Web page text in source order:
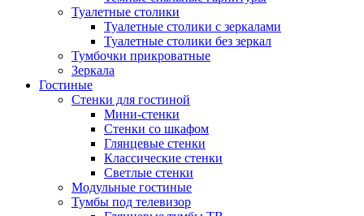
Туалетные столики
Туалетные столики с зеркалами
Туалетные столики без зеркал
Тумбочки прикроватные
Зеркала
Гостиные
Стенки для гостиной
Мини-стенки
Стенки со шкафом
Глянцевые стенки
Классические стенки
Светлые стенки
Модульные гостиные
Тумбы под телевизор